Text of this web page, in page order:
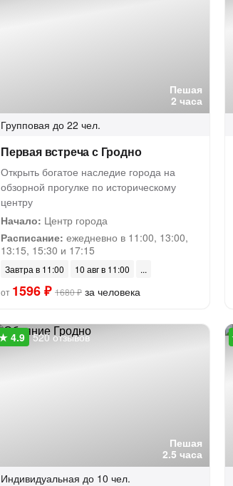
Пешая
2 часа
Групповая до 22 чел.
Первая встреча с Гродно
Открыть богатое наследие города на
обзорной прогулке по историческому
центру
Начало: Центр города
Расписание: ежедневно в 11:00, 13:00,
13:15, 15:30 и 17:15
Завтра в 11:00
10 авг в 11:00
от 1596 ₽ 1680 ₽ за человека
Пешая
2.5 часа
520 отзывов
Индивидуальная до 10 чел.